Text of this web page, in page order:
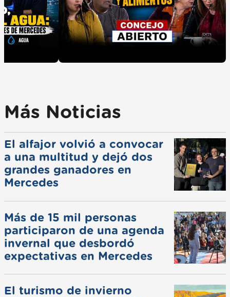
Más Noticias
El alfajor volvió a convocar
a una multitud y dejó dos
grandes ganadores en
Mercedes
Más de 15 mil personas
participaron de una agenda
invernal que desbordó
expectativas en Mercedes
El turismo de invierno